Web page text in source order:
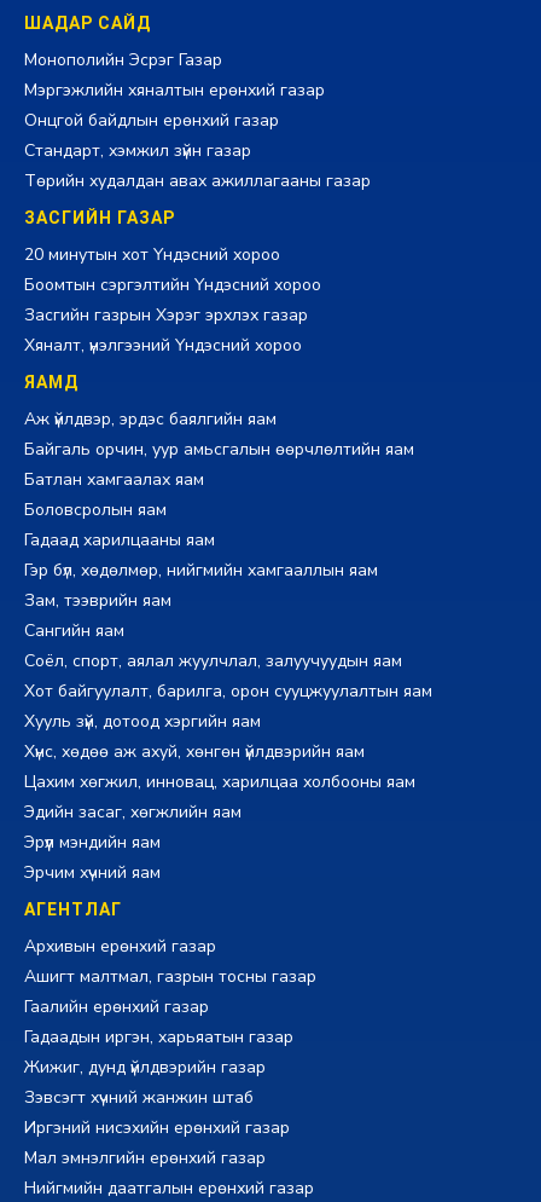
ШАДАР САЙД
Монополийн Эсрэг Газар
Мэргэжлийн хяналтын ерөнхий газар
Онцгой байдлын ерөнхий газар
Стандарт, хэмжил зүйн газар
Төрийн худалдан авах ажиллагааны газар
ЗАСГИЙН ГАЗАР
20 минутын хот Үндэсний хороо
Боомтын сэргэлтийн Үндэсний хороо
Засгийн газрын Хэрэг эрхлэх газар
Хяналт, үнэлгээний Үндэсний хороо
ЯАМД
Аж үйлдвэр, эрдэс баялгийн яам
Байгаль орчин, уур амьсгалын өөрчлөлтийн яам
Батлан хамгаалах яам
Боловсролын яам
Гадаад харилцааны яам
Гэр бүл, хөдөлмөр, нийгмийн хамгааллын яам
Зам, тээврийн яам
Сангийн яам
Соёл, спорт, аялал жуулчлал, залуучуудын яам
Хот байгуулалт, барилга, орон сууцжуулалтын яам
Хууль зүй, дотоод хэргийн яам
Хүнс, хөдөө аж ахуй, хөнгөн үйлдвэрийн яам
Цахим хөгжил, инновац, харилцаа холбооны яам
Эдийн засаг, хөгжлийн яам
Эрүүл мэндийн яам
Эрчим хүчний яам
АГЕНТЛАГ
Архивын ерөнхий газар
Ашигт малтмал, газрын тосны газар
Гаалийн ерөнхий газар
Гадаадын иргэн, харьяатын газар
Жижиг, дунд үйлдвэрийн газар
Зэвсэгт хүчний жанжин штаб
Иргэний нисэхийн ерөнхий газар
Мал эмнэлгийн ерөнхий газар
Нийгмийн даатгалын ерөнхий газар